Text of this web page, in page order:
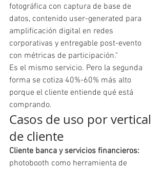
fotográfica con captura de base de
datos, contenido user-generated para
amplificación digital en redes
corporativas y entregable post-evento
con métricas de participación."
Es el mismo servicio. Pero la segunda
forma se cotiza 40%-60% más alto
porque el cliente entiende qué está
comprando.
Casos de uso por vertical
de cliente
Cliente banca y servicios financieros:
photobooth como herramienta de